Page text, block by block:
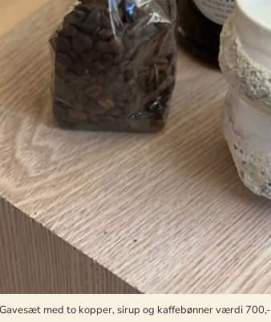
Gavesæt med to kopper, sirup og kaffebønner værdi 700,-